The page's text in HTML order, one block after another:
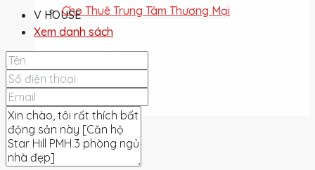
Cho Thuê Trung Tâm Thương Mại
Cho Thuê Đất
Cho Thuê
V HOUSE
Xem danh sách